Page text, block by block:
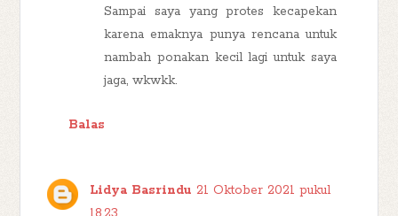
Sampai saya yang protes kecapekan
karena emaknya punya rencana untuk
nambah ponakan kecil lagi untuk saya
jaga, wkwkk.
Balas
Lidya Basrindu 21 Oktober 2021 pukul